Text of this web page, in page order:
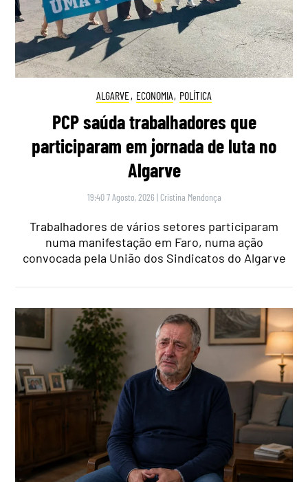
ALGARVE, ECONOMIA, POLÍTICA
PCP saúda trabalhadores que
participaram em jornada de luta no
Algarve
19:40 7 Agosto, 2026 | Cristina Mendonça
Trabalhadores de vários setores participaram
numa manifestação em Faro, numa ação
convocada pela União dos Sindicatos do Algarve